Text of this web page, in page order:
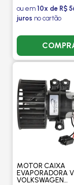
ou em 10x de R$
juros no cartão
MOTOR CAIXA
EVAPORADORA
VOLKSWAGEN